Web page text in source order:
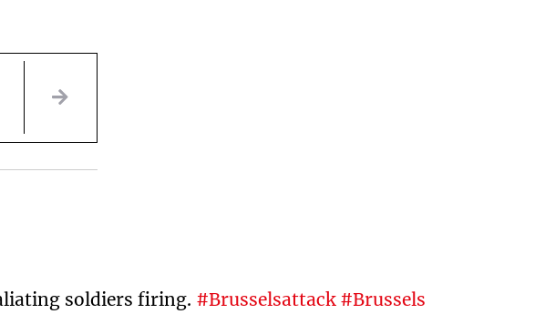
soldiers firing. #Brusselsattack #Brussels